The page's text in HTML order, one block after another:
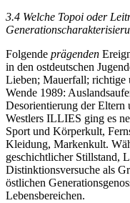
3.4 Welche Topoi oder
Folgende prägenden
in den ostdeutschen
Lieben; Mauerfall; richtige
Wende 1989:
Desorientierung der Eltern
Westlers ILLIES ging es
Sport und Körperkult,
Kleidung, Markenkult.
geschichtlicher Stillstand,
Distinktionsversuche als
östlichen
Lebensbereichen.